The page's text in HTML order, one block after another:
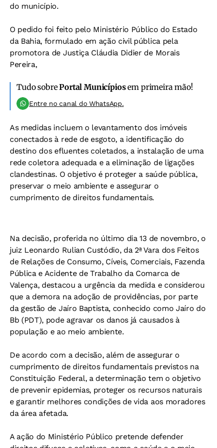
do município.
O pedido foi feito pelo Ministério Público do Estado
da Bahia, formulado em ação civil pública pela
promotora de Justiça Cláudia Didier de Morais
Pereira,
Tudo sobrePortal Municípiosem primeira mão!
Entre no canal do WhatsApp.
As medidas incluem o levantamento dos imóveis
conectados à rede de esgoto, a identificação do
destino dos efluentes coletados, a instalação de uma
rede coletora adequada e a eliminação de ligações
clandestinas. O objetivo é proteger a saúde pública,
preservar o meio ambiente e assegurar o
cumprimento de direitos fundamentais.
Na decisão, proferida no último dia 13 de novembro, o
juiz Leonardo Rulian Custódio, da 2ª Vara dos Feitos
de Relações de Consumo, Cíveis, Comerciais, Fazenda
Pública e Acidente de Trabalho da Comarca de
Valença, destacou a urgência da medida e considerou
que a demora na adoção de providências, por parte
da gestão de Jaíro Baptista, conhecido como Jaíro do
Bb (PDT), pode agravar os danos já causados à
população e ao meio ambiente.
De acordo com a decisão, além de assegurar o
cumprimento de direitos fundamentais previstos na
Constituição Federal, a determinação tem o objetivo
de prevenir epidemias, proteger os recursos naturais
e garantir melhores condições de vida aos moradores
da área afetada.
A ação do Ministério Público pretende defender